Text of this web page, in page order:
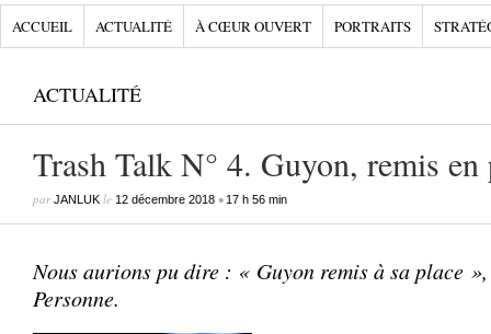
ACCUEIL ACTUALITÉ À CŒUR OUVERT PORTRAITS
ACTUALITÉ
Trash Talk N° 4. Guyon, remis en
parJANLUK le 12 décembre 2018 • 17 h 56 min
Nous aurions pu dire : « Guyon remis à sa place
Personne.